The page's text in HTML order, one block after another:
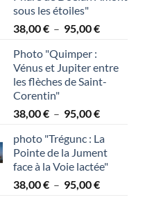
sous les étoiles"
38,00€ – 95,00€Plage
38,00 €
à
Photo "Quimper :
Vénus et Jupiter entre
les flèches de Saint-
Corentin"
38,00€ – 95,00€Plage
prix :
38,00 €
à
95,00 €
photo "Trégunc : La
Pointe de la Jument
face à la Voie lactée"
38,00€ – 95,00€Plage